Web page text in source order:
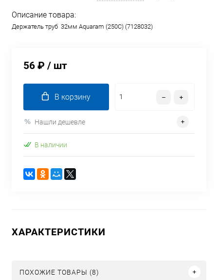
Описание товара:
Держатель труб 32мм Aquaram (250C) (7128032)
56 ₽ / шт
В корзину
Нашли дешевле
В наличии
ХАРАКТЕРИСТИКИ
ПОХОЖИЕ ТОВАРЫ (8)